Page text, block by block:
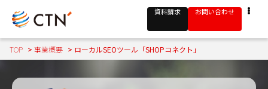
資料請求 お問い合わせ
TOP > 事業概要 > ローカルSEOツール「SHOPコネクト」